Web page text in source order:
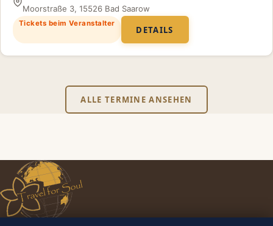
OrtMoorstraße 3, 15526 Bad Saarow
Tickets beim Veranstalter
DETAILS
ALLE TERMINE ANSEHEN